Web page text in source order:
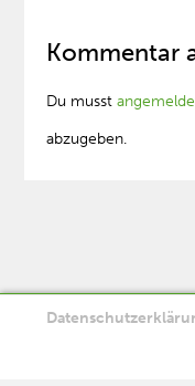
Kommentar
Du musst
abzugeben.